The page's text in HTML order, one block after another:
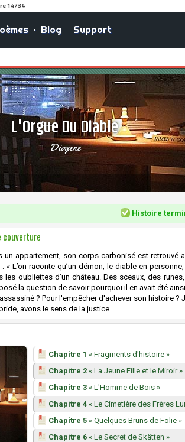
• Blog Support
L'Orgue Du Diable
Diogene
Histoire
couverture
un appartement, son corps carbonisé est
« L’on raconte qu’un démon, le diable en
les oubliettes d’un château. Des sceaux, des
la question de savoir pourquoi il en avait été
? Pour l'empêcher d'achever son histoire
avons le sens de la justice
Chapitre 1 « Fragments d'histoire »
Chapitre 2 « La Jeune Fille et le Miroir »
Chapitre 3 « L'Homme de Bois »
Chapitre 4 « Le Cimetière des Frères
Chapitre 5 « Quelques Bruns de Folie »
Chapitre 6 « Le Secret de Skätten »